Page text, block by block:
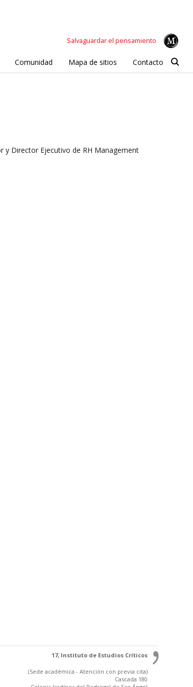
Salvaguardar el pensamiento
Comunidad Mapa de sitios Contacto
y Director Ejecutivo de RH Management
17, Instituto de Estudios Críticos
(Sede académica - Atención con previa cita)
Cascada 180